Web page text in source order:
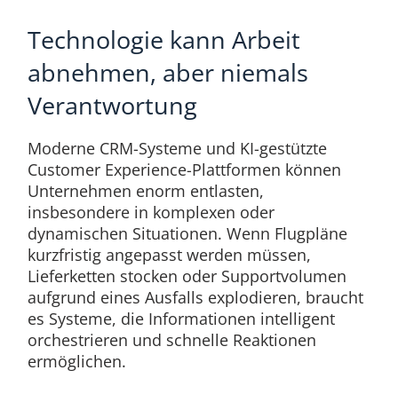
Technologie kann Arbeit
abnehmen, aber niemals
Verantwortung
Moderne CRM-Systeme und KI-gestützte
Customer Experience-Plattformen können
Unternehmen enorm entlasten,
insbesondere in komplexen oder
dynamischen Situationen. Wenn Flugpläne
kurzfristig angepasst werden müssen,
Lieferketten stocken oder Supportvolumen
aufgrund eines Ausfalls explodieren, braucht
es Systeme, die Informationen intelligent
orchestrieren und schnelle Reaktionen
ermöglichen.